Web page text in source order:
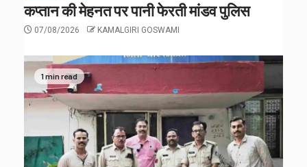
कप्तान की मेहनत पर पानी फेरती मांडव पुलिस
07/08/2026 KAMALGIRI GOSWAMI
1 min read